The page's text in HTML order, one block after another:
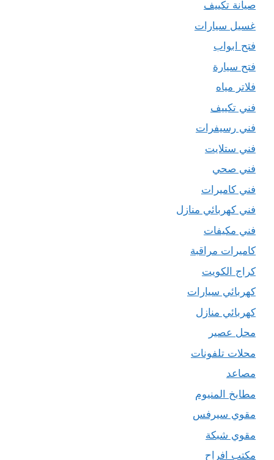
صيانة تكييف
غسيل سيارات
فتح ابواب
فتح سيارة
فلاتر مياه
فني تكييف
فني رسيفرات
فني ستلايت
فني صحي
فني كاميرات
فني كهربائي منازل
فني مكيفات
كاميرات مراقبة
كراج الكويت
كهربائي سيارات
كهربائي منازل
محل عصير
محلات تلفونات
مصاعد
مطابخ المنيوم
مقوي سيرفس
مقوي شبكة
مكتب افراح